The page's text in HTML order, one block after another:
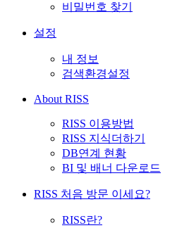
비밀번호 찾기
설정
내 정보
검색환경설정
About RISS
RISS 이용방법
RISS 지식더하기
DB연계 현황
BI 및 배너 다운로드
RISS 처음 방문 이세요?
RISS란?